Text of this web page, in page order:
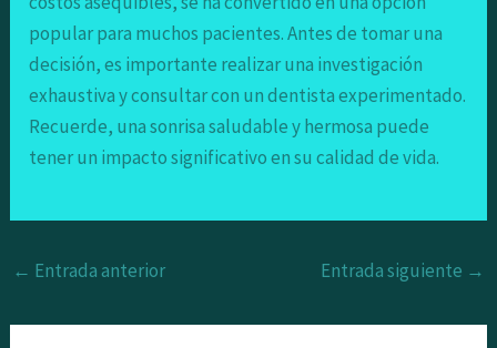
popular para muchos pacientes. Antes de tomar una
decisión, es importante realizar una investigación
exhaustiva y consultar con un dentista experimentado.
Recuerde, una sonrisa saludable y hermosa puede
tener un impacto significativo en su calidad de vida.
← Entrada anterior Entrada siguiente →